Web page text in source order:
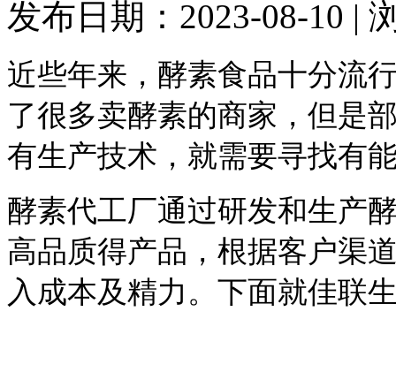
发布日期：2023-08-10 |
近些年来，酵素食品十分流
了很多卖酵素的商家，但是
有生产技术，就需要寻找有
酵素代工厂通过研发和生产
高品质得产品，根据客户渠
入成本及精力。下面就佳联